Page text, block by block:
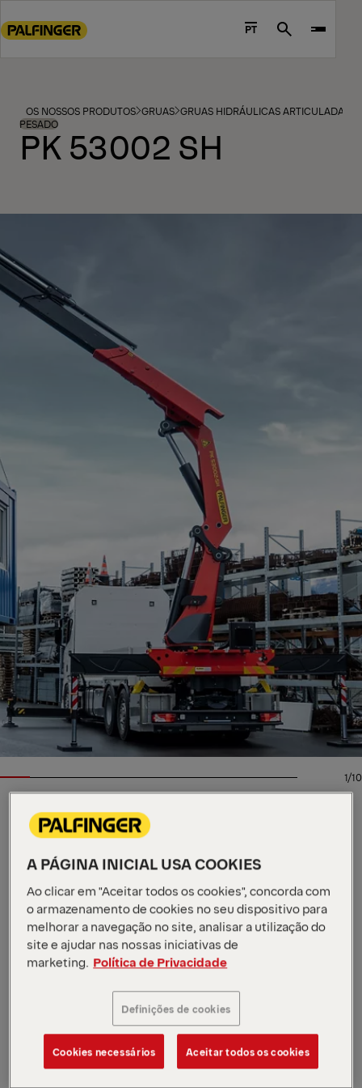
to
footer
content
PT Search
OS NOSSOS PRODUTOS GRUAS GRUAS HIDRÁULICAS ARTICULADAS
PESADO
PK 53002 SH
1/10
GRUAS HIDRÁULICAS ARTICULADAS
Especificações principais
Capacidade máxima de carga 18 200 kg
Alcance máx. hidráulico 21 m
Ver todas as especificações
A nossa gama SH High Performance foi concebida
para máxima potência, resistência e controlo. A PK
53002 SH combina força fiável com operação suave
e estável em operações industriais de elevação de
serviço pesado. O S-HPLS equilibra com precisão a
potência e a velocidade, tornando possível içar e
posicionar contentores pesados com facilidade.
A PÁGINA INICIAL USA COOKIES
Ao clicar em "Aceitar todos os cookies", concorda com
o armazenamento de cookies no seu dispositivo para
melhorar a navegação no site, analisar a utilização do
site e ajudar nas nossas iniciativas de
marketing. Política de Privacidade
Definições de cookies
Cookies necessários Aceitar todos os cookies